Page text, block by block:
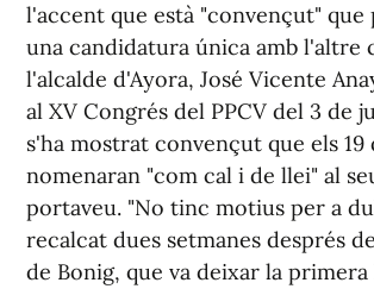
l'accent que està "convençut" que
una candidatura única amb l'altre
l'alcalde d'Ayora, José Vicente
al XV Congrés del PPCV del 3 de
s'ha mostrat convençut que els
nomenaran "com cal i de llei" al
portaveu. "No tinc motius per a
recalcat dues setmanes després
de Bonig, que va deixar la